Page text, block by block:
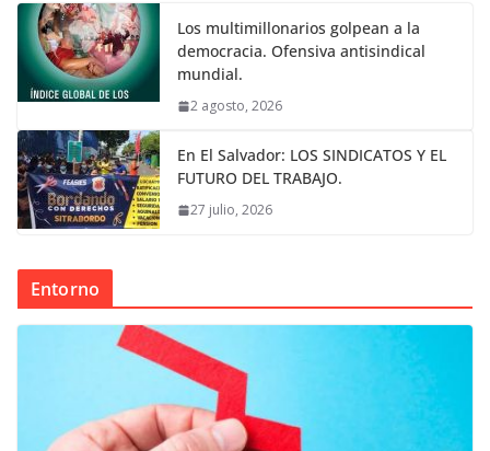
Los multimillonarios golpean a la
democracia. Ofensiva antisindical
mundial.
2 agosto, 2026
En El Salvador: LOS SINDICATOS Y EL
FUTURO DEL TRABAJO.
27 julio, 2026
Entorno